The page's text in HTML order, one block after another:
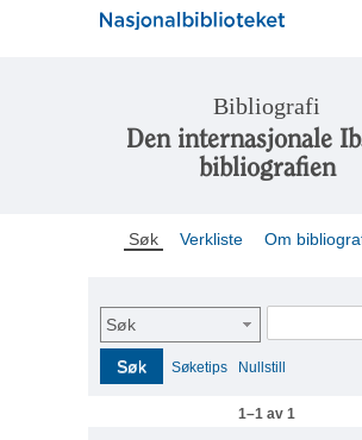
Bibliografi
Den internasjonale
bibliografien
Søk Verkliste Om
Søk
Søk Søketips Nullstill
1–1 av 1